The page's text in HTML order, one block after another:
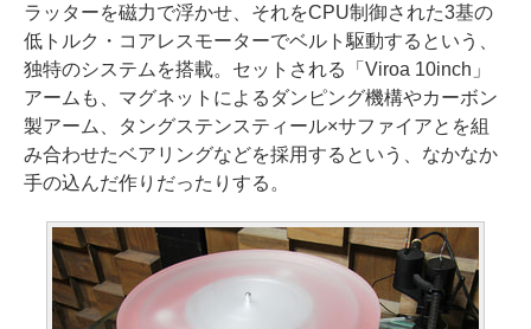
ラッターを磁力で浮かせ、それをCPU制御された3基の
低トルク・コアレスモーターでベルト駆動するという、
独特のシステムを搭載。セットされる「Viroa 10inch」
アームも、マグネットによるダンピング機構やカーボン
製アーム、タングステンスティール×サファイアとを組
み合わせたベアリングなどを採用するという、なかなか
手の込んだ作りだったりする。